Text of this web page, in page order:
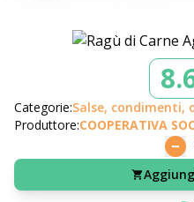
Categorie:Salse, condimenti,
Produttore:COOPERATIVA